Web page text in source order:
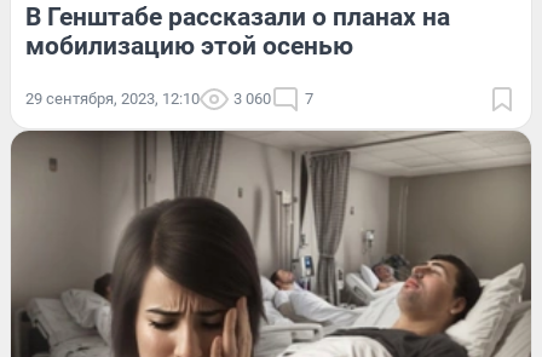
В Генштабе рассказали о планах на
мобилизацию этой осенью
29 сентября, 2023, 12:10 3 060 7